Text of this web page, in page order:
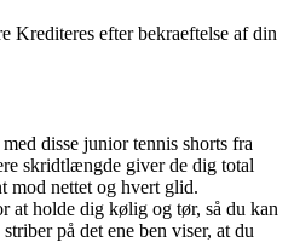
Krediteres efter bekraeftelse af din
disse junior tennis shorts fra
skridtlængde giver de dig total
mod nettet og hvert glid.
holde dig kølig og tør, så du kan
på det ene ben viser, at du